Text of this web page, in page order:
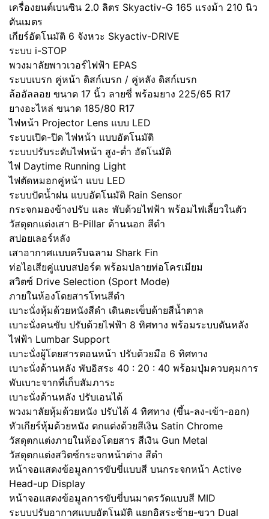
เครื่องยนต์เบนซิน 2.0 ลิตร Skyactiv-G 165 แรงม้า 210 นิว
ตันเมตร
เกียร์อัตโนมัติ 6 จังหวะ Skyactiv-DRIVE
ระบบ i-STOP
พวงมาลัยพาวเวอร์ไฟฟ้า EPAS
ระบบเบรก คู่หน้า ดิสก์เบรก / คู่หลัง ดิสก์เบรก
ล้ออัลลอย ขนาด 17 นิ้ว ลายซี่ พร้อมยาง 225/65 R17
ยางอะไหล่ ขนาด 185/80 R17
ไฟหน้า Projector Lens แบบ LED
ระบบเปิด-ปิด ไฟหน้า แบบอัตโนมัติ
ระบบปรับระดับไฟหน้า สูง-ต่ำ อัตโนมัติ
ไฟ Daytime Running Light
ไฟตัดหมอกคู่หน้า แบบ LED
ระบบปัดน้ำฝน แบบอัตโนมัติ Rain Sensor
กระจกมองข้างปรับ และ พับด้วยไฟฟ้า พร้อมไฟเลี้ยวในตัว
วัสดุตกแต่งเสา B-Pillar ด้านนอก สีดำ
สปอยเลอร์หลัง
เสาอากาศแบบครีบฉลาม Shark Fin
ท่อไอเสียคู่แบบสปอร์ต พร้อมปลายท่อโครเมียม
สวิตซ์ Drive Selection (Sport Mode)
ภายในห้องโดยสารโทนสีดำ
เบาะนั่งหุ้มด้วยหนังสีดำ เดินตะเข็บด้ายสีน้ำตาล
เบาะนั่งคนขับ ปรับด้วยไฟฟ้า 8 ทิศทาง พร้อมระบบดันหลัง
ไฟฟ้า Lumbar Support
เบาะนั่งผู้โดยสารตอนหน้า ปรับด้วยมือ 6 ทิศทาง
เบาะนั่งด้านหลัง พับอิสระ 40 : 20 : 40 พร้อมปุ่มควบคุมการ
พับเบาะจากที่เก็บสัมภาระ
เบาะนั่งด้านหลัง ปรับเอนได้
พวงมาลัยหุ้มด้วยหนัง ปรับได้ 4 ทิศทาง (ขึ้น-ลง-เข้า-ออก)
หัวเกียร์หุ้มด้วยหนัง ตกแต่งด้วยสีเงิน Satin Chrome
วัสดุตกแต่งภายในห้องโดยสาร สีเงิน Gun Metal
วัสดุตกแต่งสวิตซ์กระจกหน้าต่าง สีดำ
หน้าจอแสดงข้อมูลการขับขี่แบบสี บนกระจกหน้า Active
Head-up Display
หน้าจอแสดงข้อมูลการขับขี่บนมาตรวัดแบบสี MID
ระบบปรับอากาศแบบอัตโนมัติ แยกอิสระซ้าย-ขวา Dual